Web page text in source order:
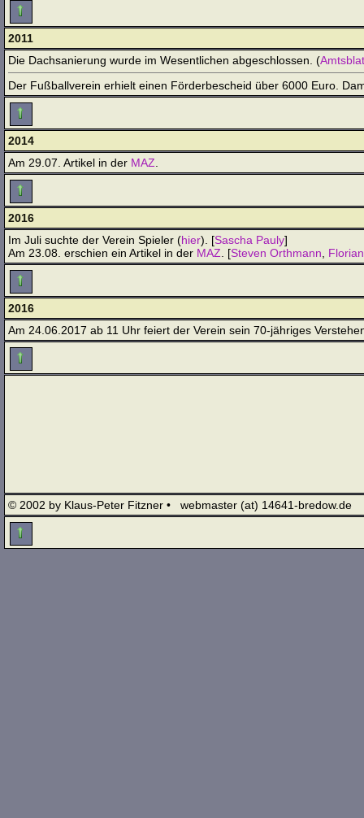
2011
Die Dachsanierung wurde im Wesentlichen abgeschlossen. (
Der Fußballverein erhielt einen Förderbescheid über 6000 Euro.
2014
Am 29.07. Artikel in der MAZ
2016
Im Juli suchte der Verein Spieler (hier). [Sascha Pauly]
Am 23.08. erschien ein Artikel in der MAZ . [Steven Orthmann
2016
Am 24.06.2017 ab 11 Uhr feiert der Verein sein 70-jähriges
© 2002 by Klaus-Peter Fitzner • webmaster (at) 14641-bredow.de